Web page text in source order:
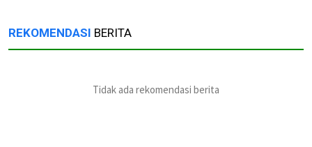
REKOMENDASI BERITA
Tidak ada rekomendasi berita